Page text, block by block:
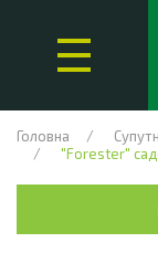
Головна
"Forester"